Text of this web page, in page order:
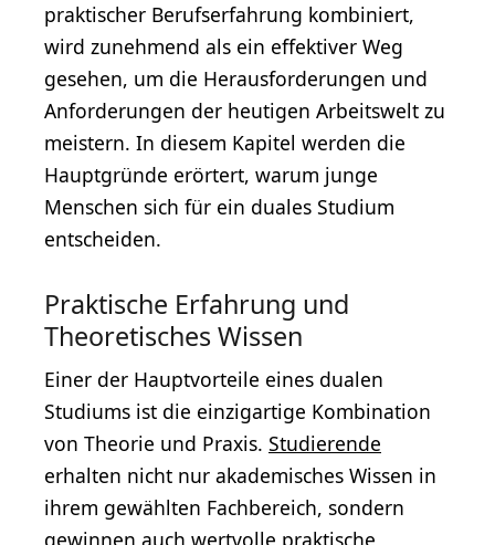
praktischer Berufserfahrung kombiniert,
wird zunehmend als ein effektiver Weg
gesehen, um die Herausforderungen und
Anforderungen der heutigen Arbeitswelt zu
meistern. In diesem Kapitel werden die
Hauptgründe erörtert, warum junge
Menschen sich für ein duales Studium
entscheiden.
Praktische Erfahrung und
Theoretisches Wissen
Einer der Hauptvorteile eines dualen
Studiums ist die einzigartige Kombination
von Theorie und Praxis. Studierende
erhalten nicht nur akademisches Wissen in
ihrem gewählten Fachbereich, sondern
gewinnen auch wertvolle praktische